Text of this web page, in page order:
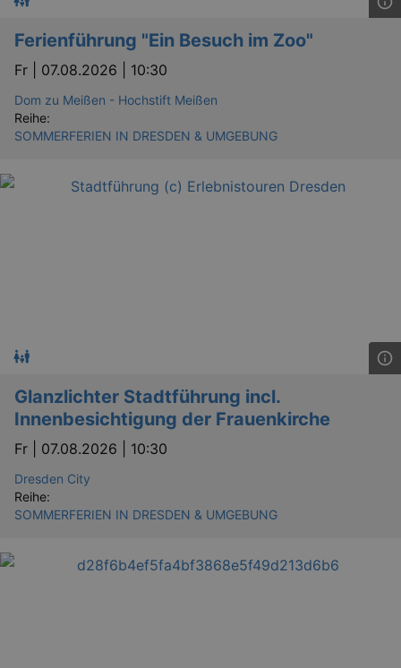
Ferienführung "Ein Besuch im Zoo"
Fr | 07.08.2026 | 10:30
Dom zu Meißen - Hochstift Meißen
Reihe:
SOMMERFERIEN IN DRESDEN & UMGEBUNG
Glanzlichter Stadtführung incl.
Innenbesichtigung der Frauenkirche
Fr | 07.08.2026 | 10:30
Dresden City
Reihe:
SOMMERFERIEN IN DRESDEN & UMGEBUNG